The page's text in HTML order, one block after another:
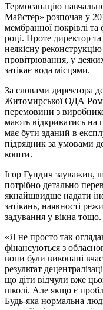
Термосанацію
Майстер» розпочав у
мембранної покрівлі
році. Проте директор та
неякісну
провітрювання, у
затікає вода місцями.
За словами директора
Житомирської ОДА
перемовини з
мають відкриватись на
має бути зданий в
підрядник за умовами
кошти.
Ігор Гундич зауважив,
потрібно детально
якнайшвидше надати
затікань, наявності
задування у вікна тощо.
«Я не просто так
фінансуються з
вони були виконані
результат
що діти відчули вже
школі. Але якщо є
Будь-яка нормальна